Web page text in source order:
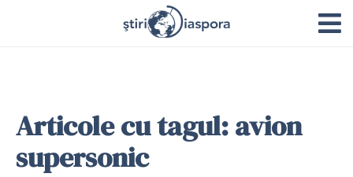
Articole cu tagul: avion
supersonic